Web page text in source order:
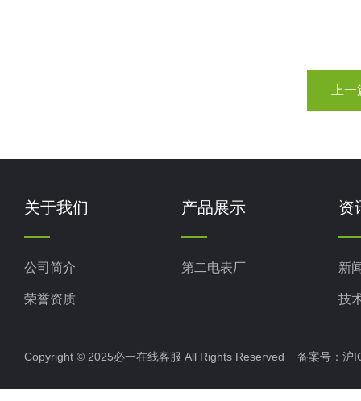
上
关于我们
公司简介
荣誉资质
产品展示
第二电表厂
资
新
技
Copyright © 2025必一在线客服 All Rights Reserved 备案号： 沪